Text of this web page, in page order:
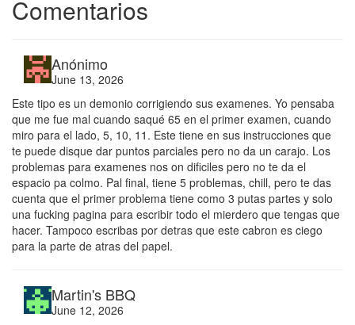
Comentarios
Anónimo
June 13, 2026
Este tipo es un demonio corrigiendo sus examenes. Yo pensaba
que me fue mal cuando saqué 65 en el primer examen, cuando
miro para el lado, 5, 10, 11. Este tiene en sus instrucciones que
te puede disque dar puntos parciales pero no da un carajo. Los
problemas para examenes nos on dificiles pero no te da el
espacio pa colmo. Pal final, tiene 5 problemas, chill, pero te das
cuenta que el primer problema tiene como 3 putas partes y solo
una fucking pagina para escribir todo el mierdero que tengas que
hacer. Tampoco escribas por detras que este cabron es ciego
para la parte de atras del papel.
Martin's BBQ
June 12, 2026